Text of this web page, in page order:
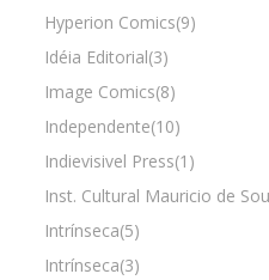
Hyperion Comics(9)
Idéia Editorial(3)
Image Comics(8)
Independente(10)
Indievisivel Press(1)
Inst. Cultural Mauricio de
Intrínseca(5)
Intrínseca(3)